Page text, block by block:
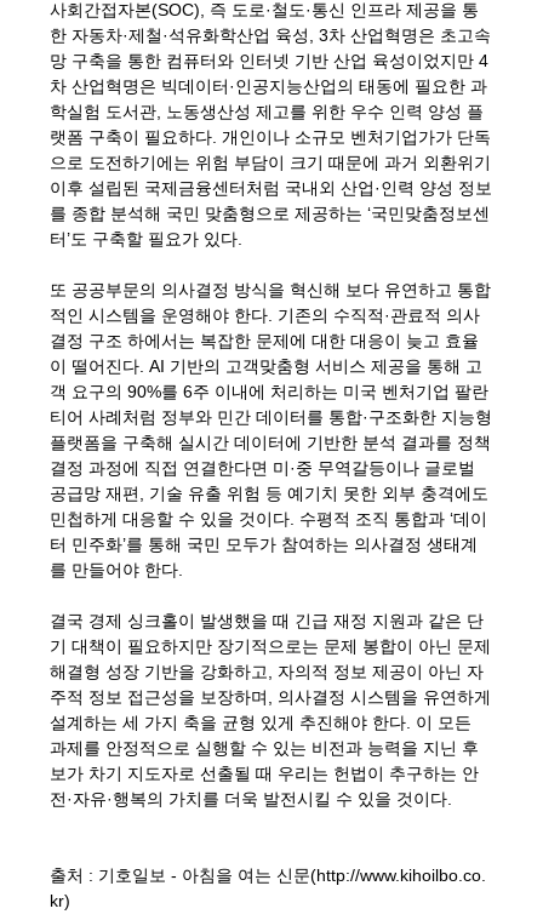
사회간접자본(SOC), 즉 도로·철도·통신 인프라 제공을 통
한 자동차·제철·석유화학산업 육성, 3차 산업혁명은 초고속
망 구축을 통한 컴퓨터와 인터넷 기반 산업 육성이었지만 4
차 산업혁명은 빅데이터·인공지능산업의 태동에 필요한 과
학실험 도서관, 노동생산성 제고를 위한 우수 인력 양성 플
랫폼 구축이 필요하다. 개인이나 소규모 벤처기업가가 단독
으로 도전하기에는 위험 부담이 크기 때문에 과거 외환위기
이후 설립된 국제금융센터처럼 국내외 산업·인력 양성 정보
를 종합 분석해 국민 맞춤형으로 제공하는 ‘국민맞춤정보센
터’도 구축할 필요가 있다.
또 공공부문의 의사결정 방식을 혁신해 보다 유연하고 통합
적인 시스템을 운영해야 한다. 기존의 수직적·관료적 의사
결정 구조 하에서는 복잡한 문제에 대한 대응이 늦고 효율
이 떨어진다. AI 기반의 고객맞춤형 서비스 제공을 통해 고
객 요구의 90%를 6주 이내에 처리하는 미국 벤처기업 팔란
티어 사례처럼 정부와 민간 데이터를 통합·구조화한 지능형
플랫폼을 구축해 실시간 데이터에 기반한 분석 결과를 정책
결정 과정에 직접 연결한다면 미·중 무역갈등이나 글로벌
공급망 재편, 기술 유출 위험 등 예기치 못한 외부 충격에도
민첩하게 대응할 수 있을 것이다. 수평적 조직 통합과 ‘데이
터 민주화’를 통해 국민 모두가 참여하는 의사결정 생태계
를 만들어야 한다.
결국 경제 싱크홀이 발생했을 때 긴급 재정 지원과 같은 단
기 대책이 필요하지만 장기적으로는 문제 봉합이 아닌 문제
해결형 성장 기반을 강화하고, 자의적 정보 제공이 아닌 자
주적 정보 접근성을 보장하며, 의사결정 시스템을 유연하게
설계하는 세 가지 축을 균형 있게 추진해야 한다. 이 모든
과제를 안정적으로 실행할 수 있는 비전과 능력을 지닌 후
보가 차기 지도자로 선출될 때 우리는 헌법이 추구하는 안
전·자유·행복의 가치를 더욱 발전시킬 수 있을 것이다.
출처 : 기호일보 - 아침을 여는 신문(http://www.kihoilbo.co.
kr)